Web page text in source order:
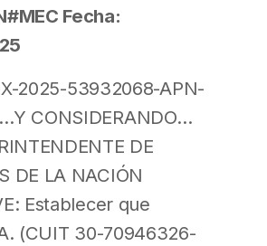
Fecha:
2025-53932068-APN-
CONSIDERANDO…
DE
DE LA NACIÓN
Establecer que
(CUIT 30-70946326-